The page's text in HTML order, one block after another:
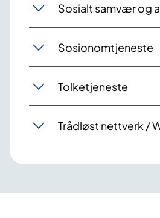
Sosialt samvær og
Sosionomtjeneste
Tolketjeneste
Trådløst nettverk /